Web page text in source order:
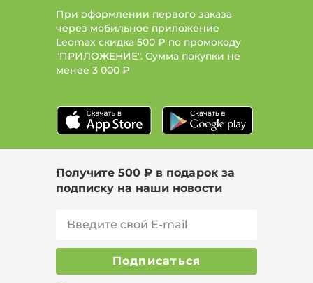
При оформлении первого заказа
через мобильное приложение
Leomax скидка 500 ₽ по промокоду
"ПРИЛОЖЕНИЕ". Сумма покупки не
менее 3 000 ₽
Получите 500 ₽ в подарок за
подписку на наши новости
Подписаться